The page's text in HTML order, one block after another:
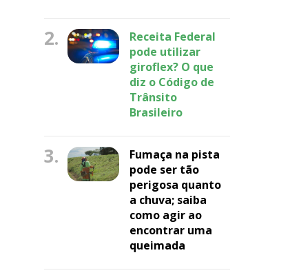
2.
Receita Federal
pode utilizar
giroflex? O que
diz o Código de
Trânsito
Brasileiro
3.
Fumaça na pista
pode ser tão
perigosa quanto
a chuva; saiba
como agir ao
encontrar uma
queimada